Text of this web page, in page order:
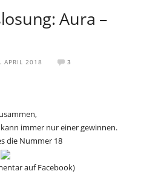
Aura –
APRIL 2018 3
immer nur einer gewinnen.
die Nummer 18
auf Facebook)